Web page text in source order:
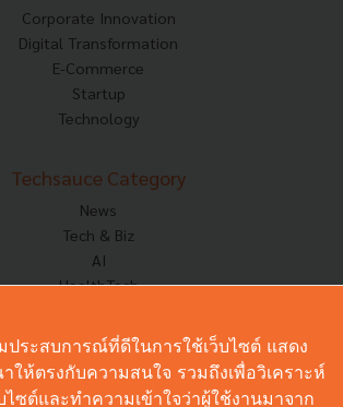
Corporate Innovation
Digital Transformation
E-Commerce
Startup
Technology
Techsauce Category
News
Tech & Biz
AI
HealthTech
Corp Innov
Saucy Thoughts
ประสบการณ์ที่ดีในการใช้เว็บไซต์ แสดง
ให้ตรงกับความสนใจ รวมถึงเพื่อวิเคราะห์
ไซต์และทำความเข้าใจว่าผู้ใช้งานมาจาก